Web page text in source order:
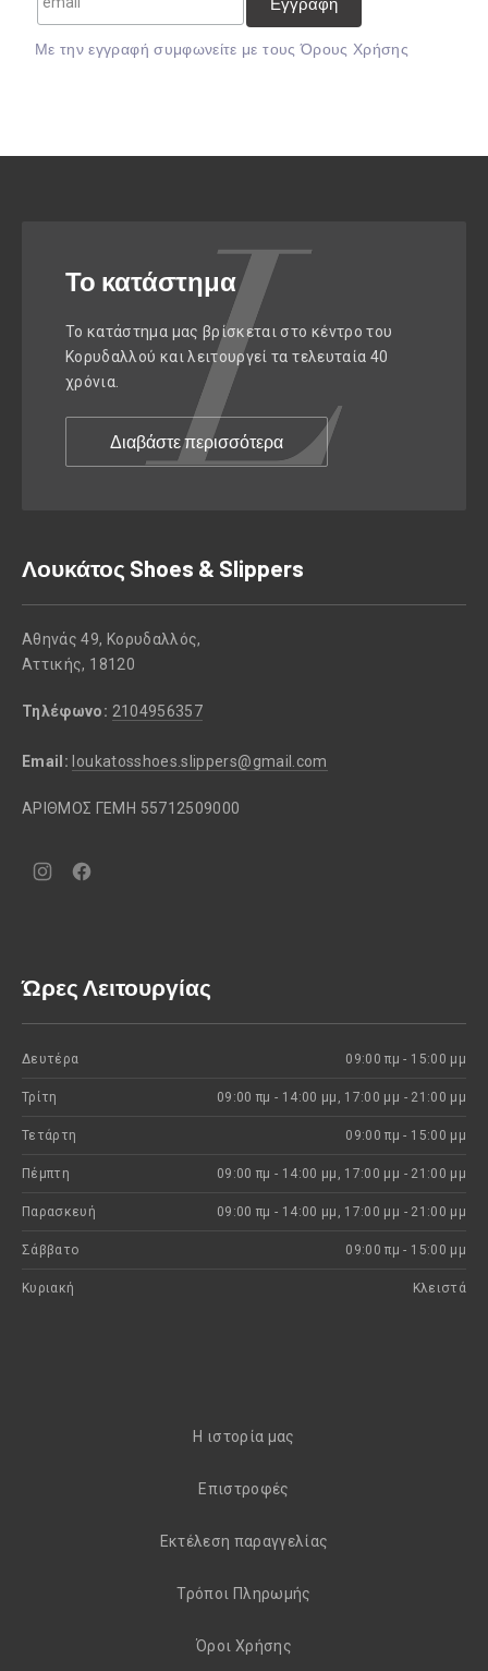
Mε την εγγραφή συμφωνείτε με τουςΌρους Χρήσης
Το κατάστημα
Το κατάστημα μας βρίσκεται στο κέντρο του
Κορυδαλλού και λειτουργεί τα τελευταία 40
χρόνια.
Διαβάστε περισσότερα
Λουκάτος Shoes & Slippers
Αθηνάς 49, Κορυδαλλός,
Αττικής, 18120
Τηλέφωνο: 2104956357
Email: loukatosshoes.slippers@gmail.com
ΑΡΙΘΜΟΣ ΓΕΜΗ 55712509000
Νέο
Νέο
Ώρες Λειτουργίας
Δευτέρα 09:00 πμ - 15:00 μμ
Τρίτη 09:00 πμ - 14:00 μμ, 17:00 μμ - 21:00 μμ
Τετάρτη 09:00 πμ - 15:00 μμ
Πέμπτη 09:00 πμ - 14:00 μμ, 17:00 μμ - 21:00 μμ
Παρασκευή 09:00 πμ - 14:00 μμ, 17:00 μμ - 21:00 μμ
Σάββατο 09:00 πμ - 15:00 μμ
Κυριακή Kλειστά
H ιστορία μας
Eπιστροφές
Εκτέλεση παραγγελίας
Τρόποι Πληρωμής
Όροι Χρήσης